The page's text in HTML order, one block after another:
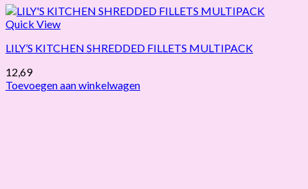
Quick View
LILY’S KITCHEN SHREDDED FILLETS MULTIPACK
12,69
Toevoegen aan winkelwagen